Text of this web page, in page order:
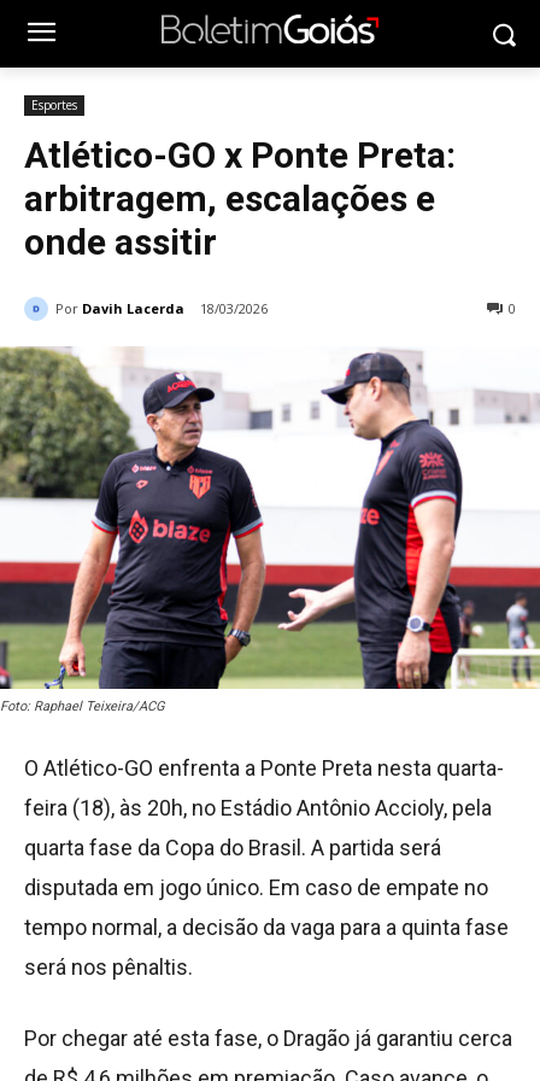
Esportes
Atlético-GO x Ponte Preta:
arbitragem, escalações e
onde assitir
Por Davih Lacerda 18/03/2026 0
Foto: Raphael Teixeira/ACG
O Atlético-GO enfrenta a Ponte Preta nesta quarta-
feira (18), às 20h, no Estádio Antônio Accioly, pela
quarta fase da Copa do Brasil. A partida será
disputada em jogo único. Em caso de empate no
tempo normal, a decisão da vaga para a quinta fase
será nos pênaltis.
Por chegar até esta fase, o Dragão já garantiu cerca